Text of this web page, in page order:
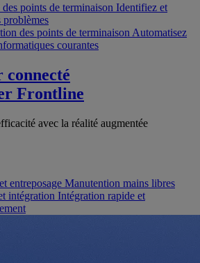
points de terminaison Identifiez et
problèmes
des points de terminaison Automatisez
courantes
Frontline
avec la réalité augmentée
entreposage Manutention mains libres
intégration Intégration rapide et